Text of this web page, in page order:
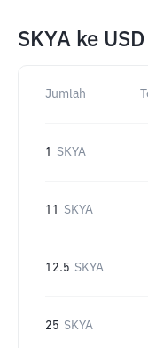
SKYA ke USD
Jumlah
1 SKYA
11 SKYA
12.5 SKYA
25 SKYA